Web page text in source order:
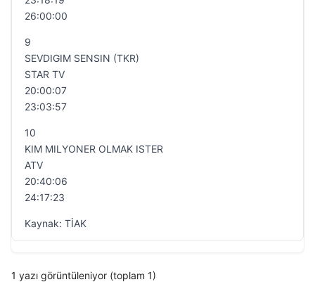
26:00:00
9
SEVDIGIM SENSIN (TKR)
STAR TV
20:00:07
23:03:57
10
KIM MILYONER OLMAK ISTER
ATV
20:40:06
24:17:23
Kaynak: TİAK
1 yazı görüntüleniyor (toplam 1)